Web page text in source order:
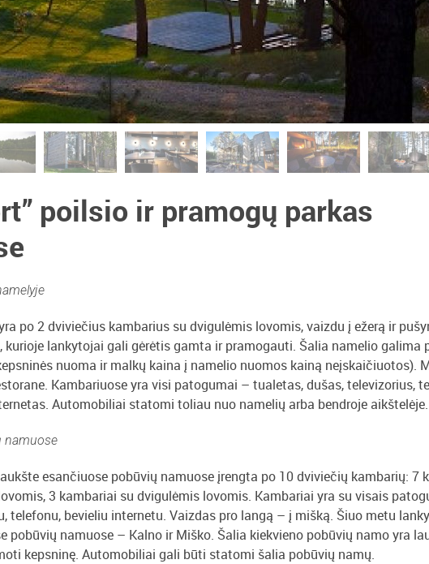
poilsio ir pramogų parkas
po 2 dviviečius kambarius su dvigulėmis lovomis, vaizdu į ežerą ir
kurioje lankytojai gali gėrėtis gamta ir pramogauti. Šalia namelio galima
nuoma ir malkų kaina į namelio nuomos kainą neįskaičiuotos).
Kambariuose yra visi patogumai – tualetas, dušas, televizorius,
Automobiliai statomi toliau nuo namelių arba bendroje aikštelėje.
namuose
esančiuose pobūvių namuose įrengta po 10 dviviečių kambarių: 7
3 kambariai su dvigulėmis lovomis. Kambariai yra su visais
telefonu, bevieliu internetu. Vaizdas pro langą – į mišką. Šiuo metu
pobūvių namuose – Kalno ir Miško. Šalia kiekvieno pobūvių namo yra
kepsninę. Automobiliai gali būti statomi šalia pobūvių namų.